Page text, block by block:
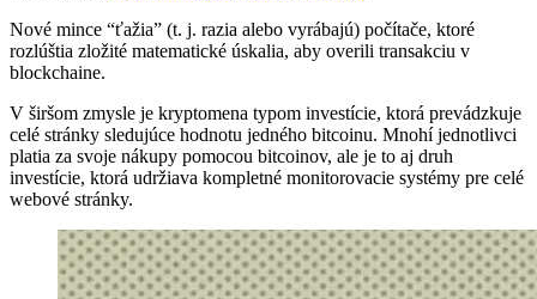
Nové mince “ťažia” (t. j. razia alebo vyrábajú) počítače, ktoré
rozlúštia zložité matematické úskalia, aby overili transakciu v
blockchaine.
V širšom zmysle je kryptomena typom investície, ktorá prevádzkuje
celé stránky sledujúce hodnotu jedného bitcoinu. Mnohí jednotlivci
platia za svoje nákupy pomocou bitcoinov, ale je to aj druh
investície, ktorá udržiava kompletné monitorovacie systémy pre celé
webové stránky.